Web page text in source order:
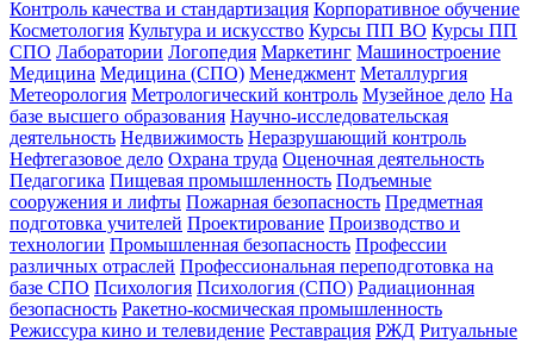
Контроль качества и стандартизация Корпоративное обучение
Косметология Культура и искусство Курсы ПП ВО Курсы ПП
СПО Лаборатории Логопедия Маркетинг Машиностроение
Медицина Медицина (СПО) Менеджмент Металлургия
Метеорология Метрологический контроль Музейное дело На
базе высшего образования Научно-исследовательская
деятельность Недвижимость Неразрушающий контроль
Нефтегазовое дело Охрана труда Оценочная деятельность
Педагогика Пищевая промышленность Подъемные
сооружения и лифты Пожарная безопасность Предметная
подготовка учителей Проектирование Производство и
технологии Промышленная безопасность Профессии
различных отраслей Профессиональная переподготовка на
базе СПО Психология Психология (СПО) Радиационная
безопасность Ракетно-космическая промышленность
Режиссура кино и телевидение Реставрация РЖД Ритуальные